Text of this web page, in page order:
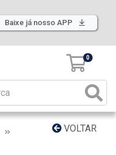
Baixe já nosso APP
0
VOLTAR